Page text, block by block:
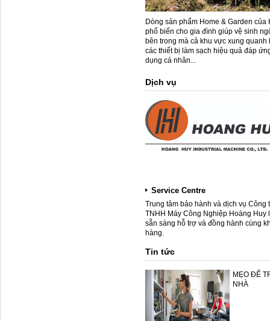
Dòng sản phẩm Home & Garden
phổ biến cho gia đình giúp vệ sinh
bên trong mà cả khu vực xung
các thiết bị làm sạch hiệu quả đáp
dụng cá nhân...
Dịch vụ
Service Centre
Trung tâm bảo hành và dịch vụ Công
TNHH Máy Công Nghiệp Hoàng Huy
sẵn sàng hỗ trợ và đồng hành cùng
hàng.
Tin tức
MẸO ĐỂ
NHÀ